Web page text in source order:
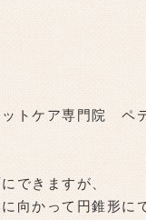
トケア専門院 ペ
できますが、
向かって円錐形に